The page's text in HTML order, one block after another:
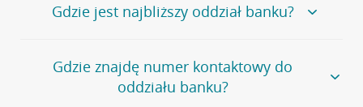
Gdzie jest najbliższy oddział banku?
Jeśli szukasz oddziału naszego banku, zapraszamy na
stronęPlacówki i bankomaty, na której znajduje się
wygodna wyszukiwarka.
Gdzie znajdę numer kontaktowy do
oddziału banku?